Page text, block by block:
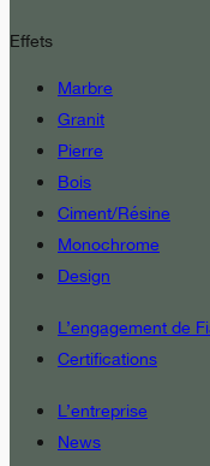
Effets
Marbre
Granit
Pierre
Bois
Ciment/Résine
Monochrome
Design
L’engagement de
Certifications
L’entreprise
News